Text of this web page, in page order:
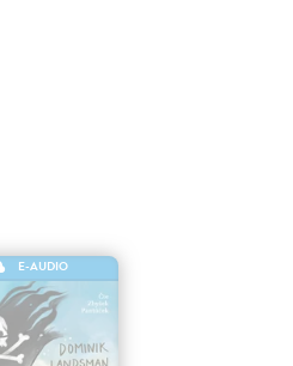
E-AUDIO